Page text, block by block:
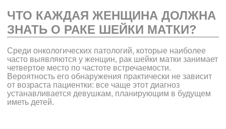
ЧТО КАЖДАЯ ЖЕНЩИНА ДОЛЖНА
ЗНАТЬ О РАКЕ ШЕЙКИ МАТКИ?
Среди онкологических патологий, которые наиболее
часто выявляются у женщин, рак шейки матки занимает
четвертое место по частоте встречаемости.
Вероятность его обнаружения практически не зависит
от возраста пациентки: все чаще этот диагноз
устанавливается девушкам, планирующим в будущем
иметь детей.